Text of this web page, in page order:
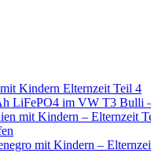
Kindern Elternzeit Teil 4
LiFePO4 im VW T3 Bulli
mit Kindern – Elternzeit
mit Kindern –